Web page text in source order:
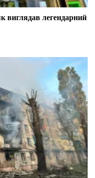
виглядав легендарний